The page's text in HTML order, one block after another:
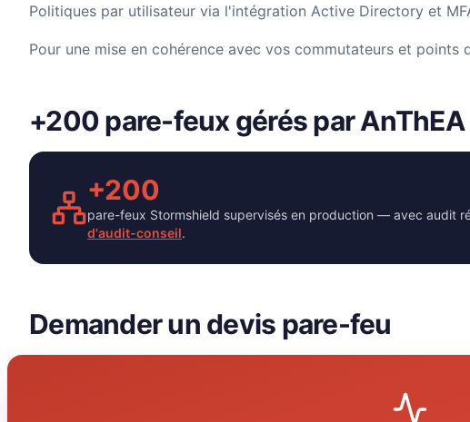
Politiques par utilisateur via l'intégration Active Directory et
Pour une mise en cohérence avec vos commutateurs et
+200 pare-feux gérés par AnThEA
+200
pare-feux Stormshield supervisés en production — avec audit
d'audit-conseil.
Demander un devis pare-feu